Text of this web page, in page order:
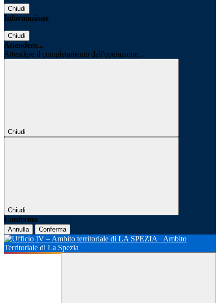
Chiudi
Informazione
Chiudi
Attendere...
Attendere il completamento dell'operazione...
Chiudi
Chiudi
Conferma
Annulla Conferma
Ambito
Territoriale di La Spezia